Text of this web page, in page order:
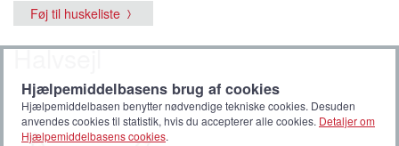
Føj til huskeliste
Halvsejl
Hjælpemiddelbasens brug af cookies
Hjælpemiddelbasen benytter nødvendige tekniske cookies. Desuden
anvendes cookies til statistik, hvis du accepterer alle cookies. Detaljer om
Hjælpemiddelbasens cookies.